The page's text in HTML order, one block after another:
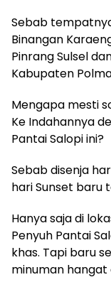
Sebab
Binangan
Pinrang Sulsel
Kabupaten
Mengapa mesti
Ke Indahannya
Pantai Salopi ini?
Sebab disenja
hari Sunset baru
Hanya saja di
Penyuh Pantai
khas. Tapi baru
minuman hangat